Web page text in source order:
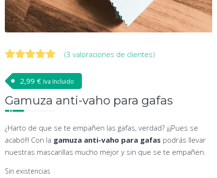
con 5.00de
5 en base
a
valoraciones
(3 valoraciones de clientes)
2,99 € Iva Incluido
Gamuza anti-vaho para gafas
¿Harto de que se te empañen las gafas, verdad? ¡¡¡Pues se
acabó!!! Con la gamuza anti-vaho para gafas podrás llevar
nuestras mascarillas mucho mejor y sin que se te empañen.
Sin existencias